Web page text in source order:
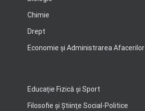
Chimie
Drept
Economie şi Administrarea Afacerilor
Educație Fizică și Sport
Filosofie şi Ştiinţe Social-Politice